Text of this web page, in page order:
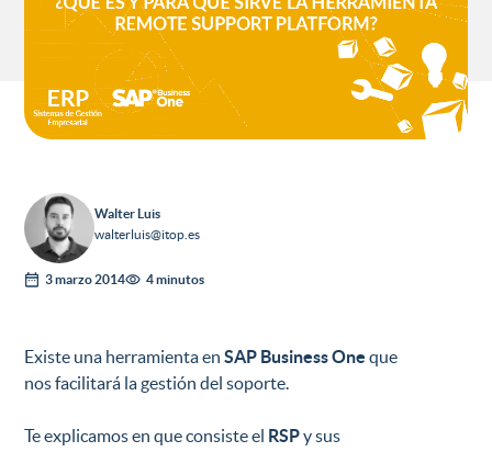
Walter Luis
walterluis@itop.es
3 marzo 2014 4 minutos
Existe una herramienta enSAP Business One que
nos facilitará la gestión del soporte.
Te explicamos en que consiste el RSPy sus